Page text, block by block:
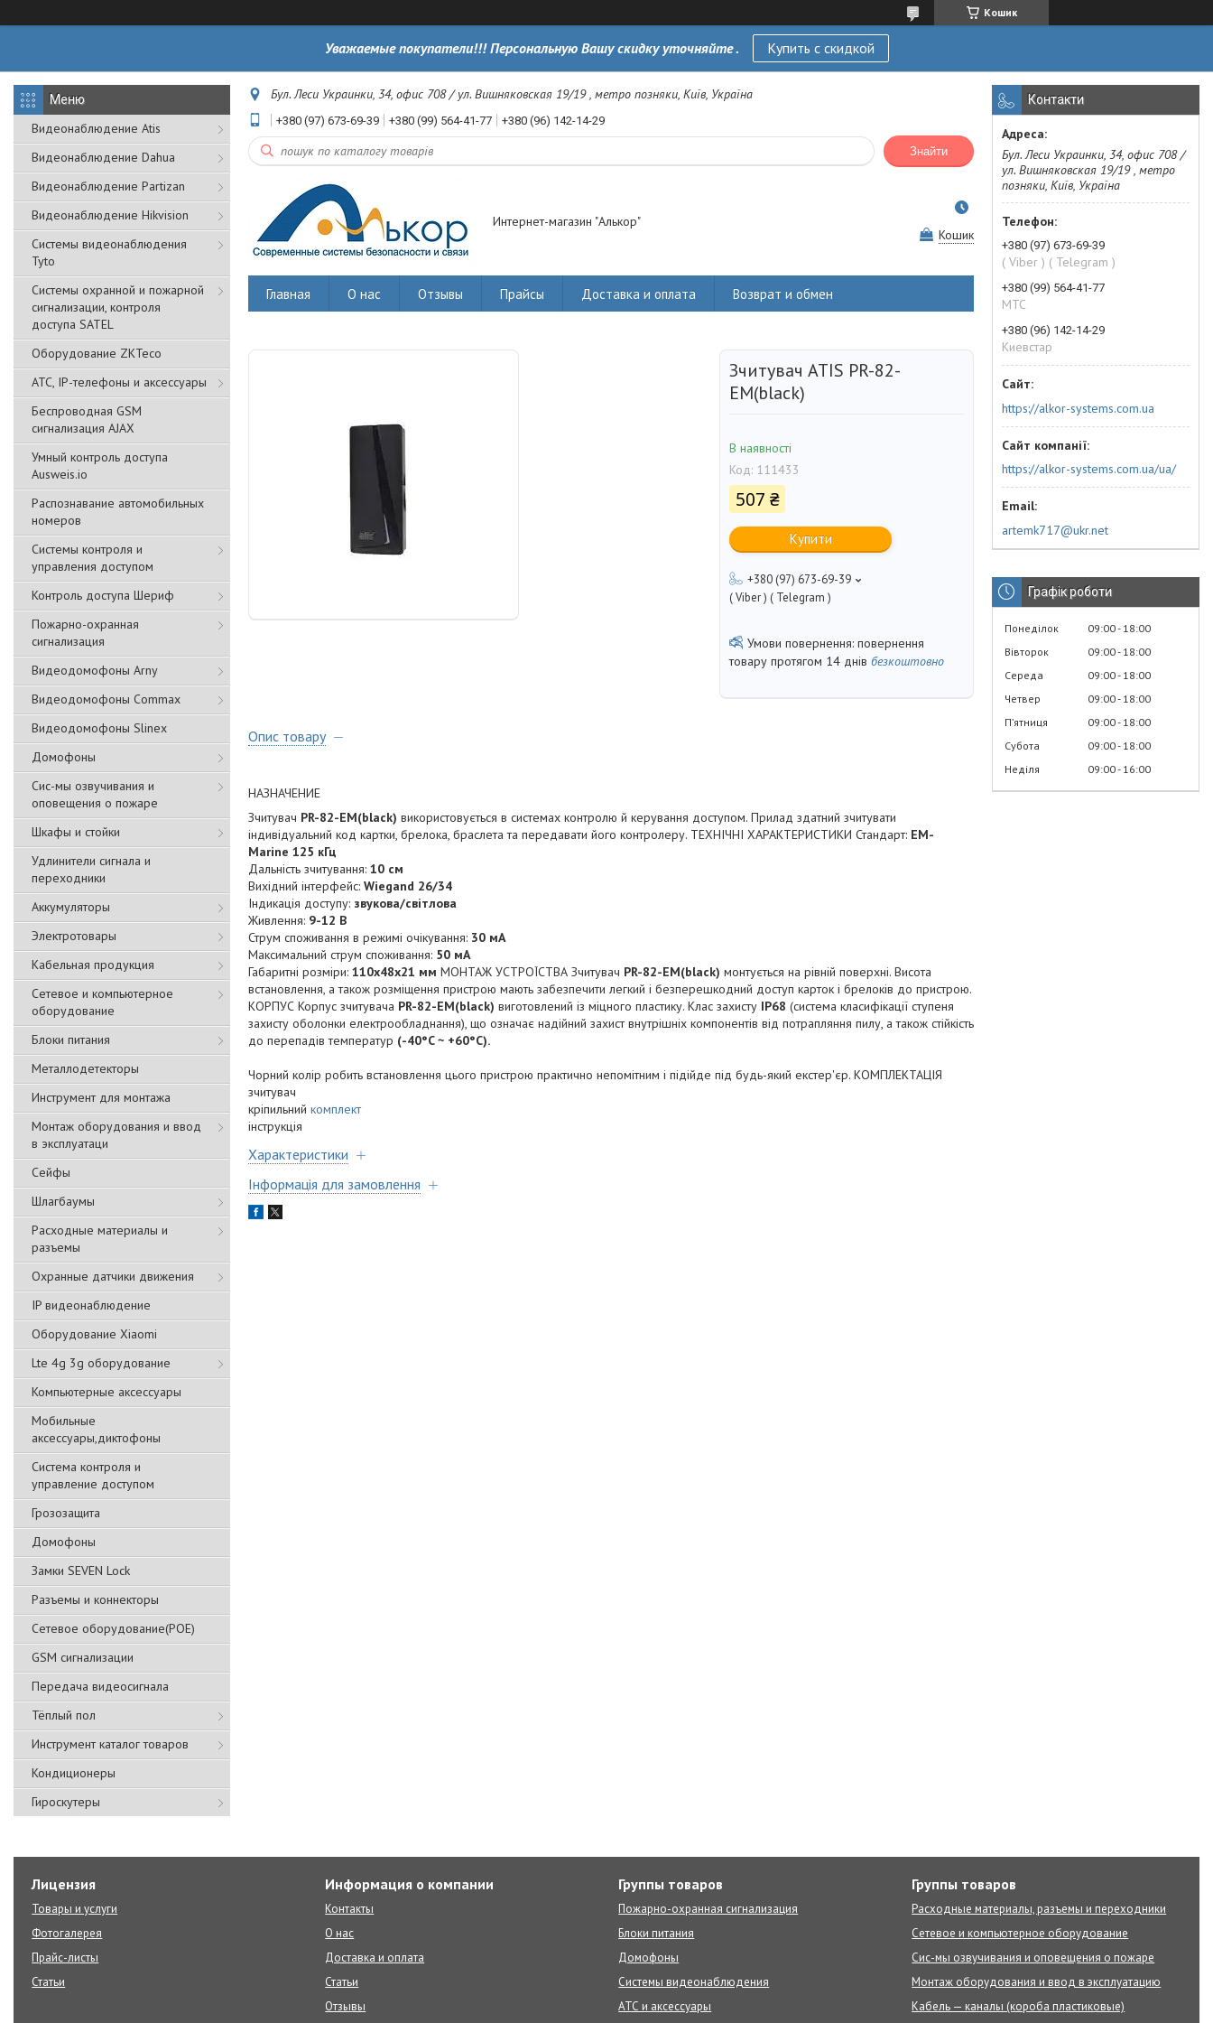
Кошик
Уважаемые покупатели!!! Персональную Вашу скидку уточняйте . Купить с скидкой
Видеонаблюдение Atis
Видеонаблюдение Dahua
Видеонаблюдение Partizan
Видеонаблюдение Hikvision
Системы видеонаблюдения
Tyto
Cистемы охранной и пожарной
сигнализации, контроля
доступа SATEL
Оборудование ZKTeco
АТС, IP-телефоны и аксессуары
Беспроводная GSM
сигнализация АJAX
Умный контроль доступа
Ausweis.io
Распознавание автомобильных
номеров
Системы контроля и
управления доступом
Контроль доступа Шериф
Пожарно-охранная
сигнализация
Видеодомофоны Arny
Видеодомофоны Commax
Видеодомофоны Slinex
Домофоны
Сис-мы озвучивания и
оповещения о пожаре
Шкафы и стойки
Удлинители сигнала и
переходники
Аккумуляторы
Электротовары
Кабельная продукция
Сетевое и компьютерное
оборудование
Блоки питания
Металлодетекторы
Инструмент для монтажа
Монтаж оборудования и ввод
в эксплуатаци
Сейфы
Шлагбаумы
Расходные материалы и
разъемы
Охранные датчики движения
IP видеонаблюдение
Оборудование Xiaomi
Lte 4g 3g оборудование
Компьютерные аксессуары
Мобильные
аксессуары,диктофоны
Система контроля и
управление доступом
Грозозащита
Домофоны
Замки SEVEN Lock
Разъемы и коннекторы
Сетевое оборудование(POE)
GSM сигнализации
Передача видеосигнала
Тёплый пол
Инструмент каталог товаров
Кондиционеры
Гироскутеры
Бул. Леси Украинки, 34, офис 708 / ул. Вишняковская 19/19 , метро позняки, Київ, Україна
+380 (97) 673-69-39 +380 (99) 564-41-77 +380 (96) 142-14-29
Знайти
Интернет-магазин "Алькор"
Кошик
Главная О нас Отзывы Прайсы Доставка и оплата Возврат и обмен
Зчитувач ATIS PR-82-
EM(black)
В наявності
Код: 111433
507 ₴
Купити
+380 (97) 673-69-39
( Viber ) ( Telegram )
повернення
товару протягом 14 днів безкоштовно
Опис товару
НАЗНАЧЕНИЕ
Зчитувач PR-82-EM(black) використовується в системах контролю й керування доступом. Прилад здатний зчитувати
індивідуальний код картки, брелока, браслета та передавати його контролеру. ТЕХНІЧНІ ХАРАКТЕРИСТИКИ Стандарт: EM-
Marine 125 кГц
Дальність зчитування: 10 см
Вихідний інтерфейс: Wiegand 26/34
Індикація доступу: звукова/світлова
Живлення: 9-12 В
Струм споживання в режимі очікування: 30 мА
Максимальний струм споживання: 50 мА
Габаритні розміри: 110х48х21 мм МОНТАЖ УСТРОЇСТВА Зчитувач PR-82-EM(black) монтується на рівній поверхні. Висота
встановлення, а також розміщення пристрою мають забезпечити легкий і безперешкодний доступ карток і брелоків до пристрою.
КОРПУС Корпус зчитувача PR-82-EM(black) виготовлений із міцного пластику. Клас захисту IP68 (система класифікації ступеня
захисту оболонки електрообладнання), що означає надійний захист внутрішніх компонентів від потрапляння пилу, а також стійкість
до перепадів температур (-40°C ~ +60°C).
Чорний колір робить встановлення цього пристрою практично непомітним і підійде під будь-який екстер'єр. КОМПЛЕКТАЦІЯ
зчитувач
кріпильний комплект
інструкція
Характеристики
Інформація для замовлення
Контакти
Бул. Леси Украинки, 34, офис 708 /
ул. Вишняковская 19/19 , метро
позняки, Київ, Україна
+380 (97) 673-69-39
( Viber ) ( Telegram )
+380 (99) 564-41-77
МТС
+380 (96) 142-14-29
Киевстар
https://alkor-systems.com.ua
https://alkor-systems.com.ua/ua/
artemk717@ukr.net
Графік роботи
Понеділок 09:00 18:00
Вівторок
09:00 18:00
Середа
09:00 18:00
Четвер
09:00 18:00
Пʼятниця
09:00 18:00
Субота
09:00 18:00
Неділя
09:00 16:00
Лицензия
Товары и услуги
Фотогалерея
Прайс-листы
Статьи
Информация о компании
Контакты
О нас
Доставка и оплата
Статьи
Отзывы
Группы товаров
Пожарно-охранная сигнализация
Блоки питания
Домофоны
Системы видеонаблюдения
АТС и аксессуары
Группы товаров
Расходные материалы, разъемы и переходники
Сетевое и компьютерное оборудование
Сис-мы озвучивания и оповещения о пожаре
Монтаж оборудования и ввод в эксплуатацию
Кабель — каналы (короба пластиковые)